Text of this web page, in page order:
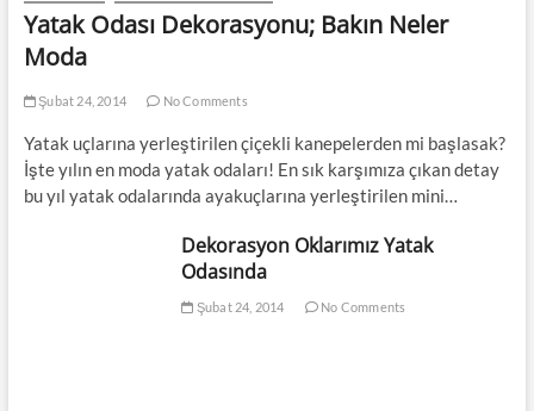
Yatak Odası Dekorasyonu; Bakın Neler
Moda
Şubat 24, 2014 No Comments
Yatak uçlarına yerleştirilen çiçekli kanepelerden mi başlasak?
İşte yılın en moda yatak odaları! En sık karşımıza çıkan detay
bu yıl yatak odalarında ayakuçlarına yerleştirilen mini…
Dekorasyon Oklarımız Yatak
Odasında
Şubat 24, 2014 No Comments